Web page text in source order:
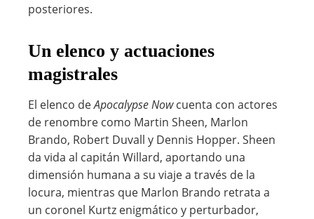
posteriores.
Un elenco y actuaciones
magistrales
El elenco deApocalypse Nowcuenta con actores
de renombre como Martin Sheen, Marlon
Brando, Robert Duvall y Dennis Hopper. Sheen
da vida al capitán Willard, aportando una
dimensión humana a su viaje a través de la
locura, mientras que Marlon Brando retrata a
un coronel Kurtz enigmático y perturbador,